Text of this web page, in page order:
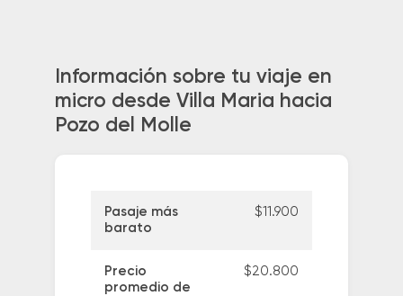
Información sobre tu viaje en
micro desde Villa Maria hacia
Pozo del Molle
Pasaje más
barato
$11.900
Precio
promedio de
$20.800